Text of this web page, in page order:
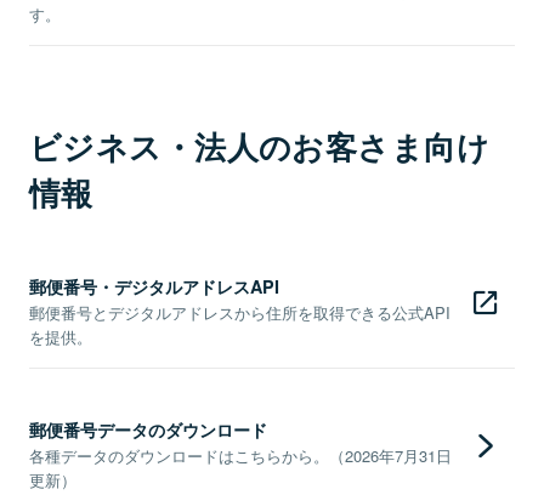
す。
ビジネス・法人のお客さま向け
情報
郵便番号・デジタルアドレスAPI
郵便番号とデジタルアドレスから住所を取得できる公式API
を提供。
郵便番号データのダウンロード
各種データのダウンロードはこちらから。（2026年7月31日
更新）